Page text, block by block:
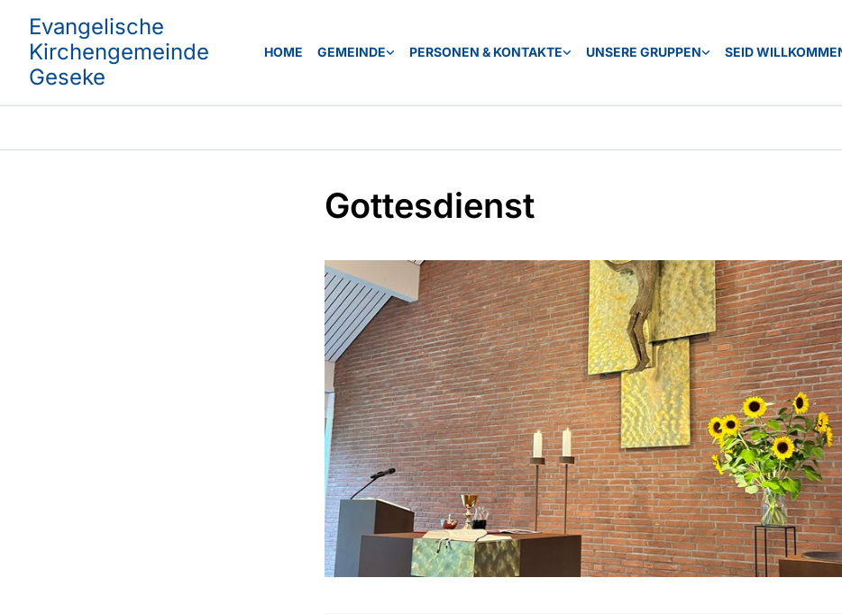
Evangelische
Kirchengemeinde
Geseke
HOME GEMEINDE PERSONEN & KONTAKTE UNSERE GRUPPEN SEID
Gottesdienst